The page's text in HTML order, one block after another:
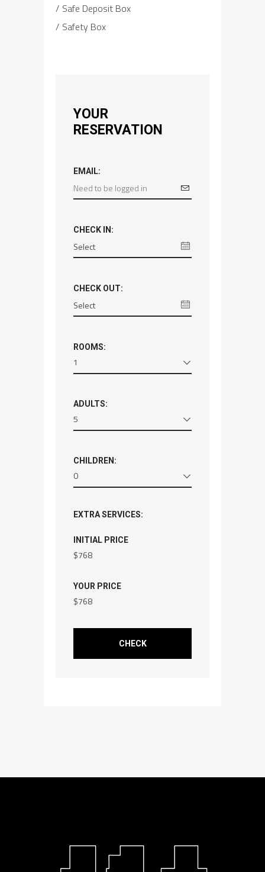
Safe Deposit Box
Safety Box
YOUR
RESERVATION
EMAIL:
CHECK IN:
CHECK OUT:
ROOMS:
1
ADULTS:
5
CHILDREN:
0
EXTRA SERVICES:
INITIAL PRICE
$768
YOUR PRICE
$768
CHECK